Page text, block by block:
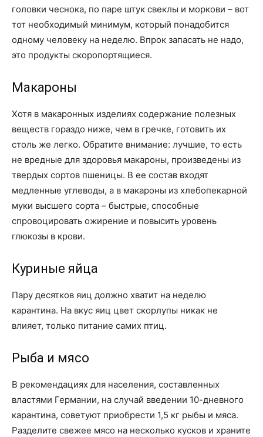
головки чеснока, по паре штук свеклы и моркови – вот
тот необходимый минимум, который понадобится
одному человеку на неделю. Впрок запасать не надо,
это продукты скоропортящиеся.
Макароны
Хотя в макаронных изделиях содержание полезных
веществ гораздо ниже, чем в гречке, готовить их
столь же легко. Обратите внимание: лучшие, то есть
не вредные для здоровья макароны, произведены из
твердых сортов пшеницы. В ее состав входят
медленные углеводы, а в макароны из хлебопекарной
муки высшего сорта – быстрые, способные
спровоцировать ожирение и повысить уровень
глюкозы в крови.
Куриные яйца
Пару десятков яиц должно хватит на неделю
карантина. На вкус яиц цвет скорлупы никак не
влияет, только питание самих птиц.
Рыба и мясо
В рекомендациях для населения, составленных
властями Германии, на случай введении 10-дневного
карантина, советуют приобрести 1,5 кг рыбы и мяса.
Разделите свежее мясо на несколько кусков и храните